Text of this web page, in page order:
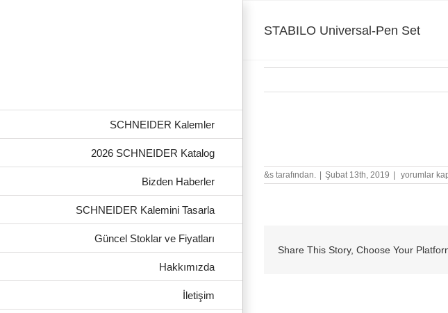
SCHNEIDER Kalemler
2026 SCHNEIDER Katalog
Bizden Haberler
SCHNEIDER Kalemini Tasarla
Güncel Stoklar ve Fiyatları
Hakkımızda
İletişim
STABILO Universal-Pen Set
&s tarafından. Şubat 13th, 2019
STABILO
Universal-
yorumlar
Share This Story, Choose Your